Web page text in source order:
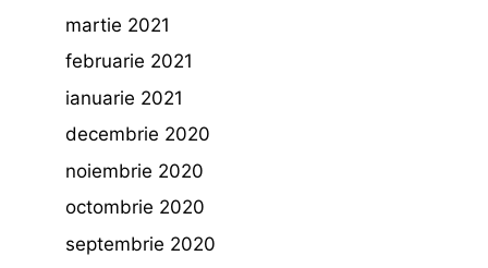
martie 2021
februarie 2021
ianuarie 2021
decembrie 2020
noiembrie 2020
octombrie 2020
septembrie 2020